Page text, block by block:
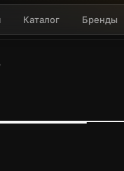
Каталог Бренды